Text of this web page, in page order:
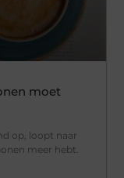
moet
op, loopt naar
meer hebt.